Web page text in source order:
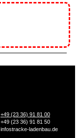
+49 (23 36) 91 81 00
+49 (23 36) 91 81 50
infostracke-ladenbau.de